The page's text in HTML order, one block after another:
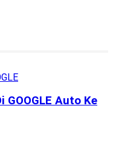
Auto Ke